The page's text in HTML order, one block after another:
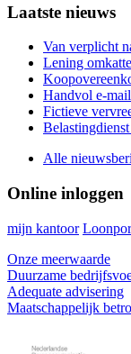
Primary
Sidebar
Laatste nieuws
Van verplicht
Lening
Handvol e-
Fictieve
Alle
Online inloggen
mijn kantoor
Onze meerwaarde
Duurzame
Adequate advisering
Maatschappelijk
Footer